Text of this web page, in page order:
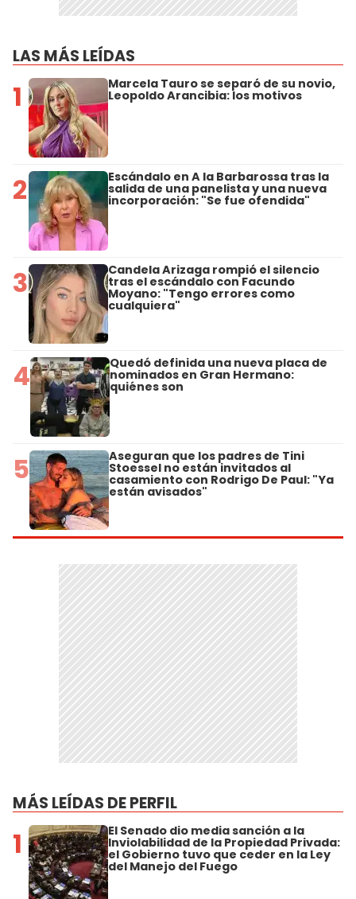
LAS MÁS LEÍDAS
1 Marcela Tauro se separó de su novio,
Leopoldo Arancibia: los motivos
2 Escándalo en A la Barbarossa tras la
salida de una panelista y una nueva
incorporación: "Se fue ofendida"
3 Candela Arizaga rompió el silencio
tras el escándalo con Facundo
Moyano: "Tengo errores como
cualquiera"
4 Quedó definida una nueva placa de
nominados en Gran Hermano:
quiénes son
5 Aseguran que los padres de Tini
Stoessel no están invitados al
casamiento con Rodrigo De Paul: "Ya
están avisados"
MÁS LEÍDAS DE PERFIL
1 El Senado dio media sanción a la
Inviolabilidad de la Propiedad Privada:
el Gobierno tuvo que ceder en la Ley
del Manejo del Fuego